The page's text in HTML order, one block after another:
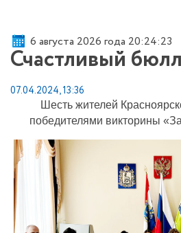
6 августа 2026 года 20:24:23
Счастливый
07.04.2024, 13:36
Шесть жителей
победителями викторины